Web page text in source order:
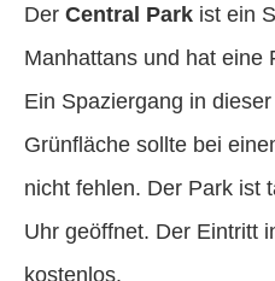
Der Central Park ist ein
Manhattans und hat eine
Ein Spaziergang in
Grünfläche sollte bei
nicht fehlen. Der Park ist
Uhr geöffnet. Der Eintritt
kostenlos.